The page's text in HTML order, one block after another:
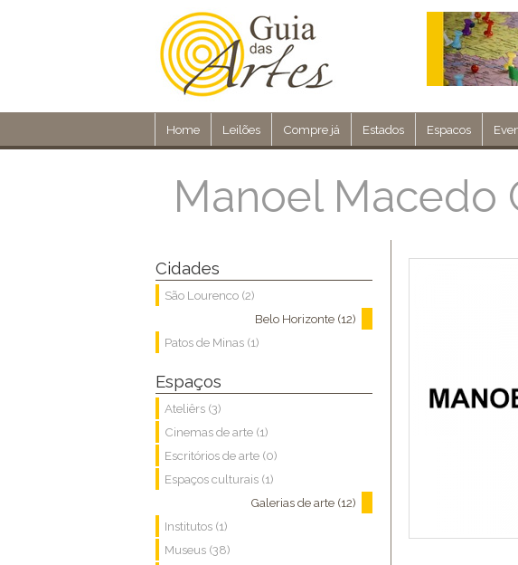
Home Leilões Compre já Estados Espacos
Manoel Macedo
Cidades
São Lourenco (2)
Belo Horizonte (12)
Patos de Minas (1)
Espaços
Ateliêrs (3)
Cinemas de arte (1)
Escritórios de arte (0)
Espaços culturais (1)
Galerias de arte (12)
Institutos (1)
Museus (38)